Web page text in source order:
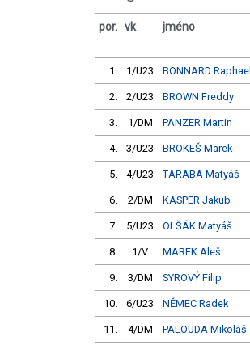
por. vk jméno
1. 1/U23 BONNARD Raphael
2. 2/U23 BROWN Freddy
3. 1/DM PANZER Martin
4. 3/U23 BROKEŠ Marek
5. 4/U23 TARABA Matyáš
6. 2/DM KASPER Jakub
7. 5/U23 OLŠÁK Matyáš
8. 1/V MAREK Aleš
9. 3/DM SYROVÝ Filip
10. 6/U23 NĚMEC Radek
11. 4/DM PALOUDA Mikoláš